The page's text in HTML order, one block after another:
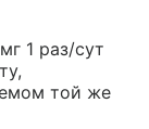
1 раз/сут
той же